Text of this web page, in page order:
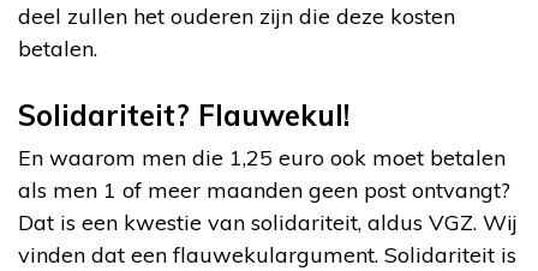
deel zullen het ouderen zijn die deze kosten
betalen.
Solidariteit? Flauwekul!
En waarom men die 1,25 euro ook moet betalen
als men 1 of meer maanden geen post ontvangt?
Dat is een kwestie van solidariteit, aldus VGZ. Wij
vinden dat een flauwekulargument. Solidariteit is